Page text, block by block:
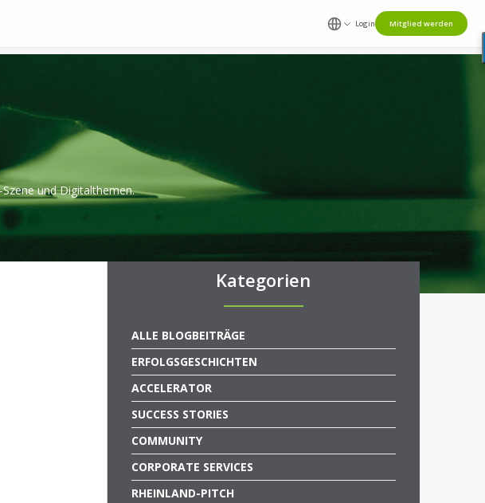
Login Mitglied werden
und Digitalthemen.
Kategorien
ALLE BLOGBEITRÄGE
ERFOLGSGESCHICHTEN
ACCELERATOR
SUCCESS STORIES
COMMUNITY
CORPORATE SERVICES
RHEINLAND-PITCH